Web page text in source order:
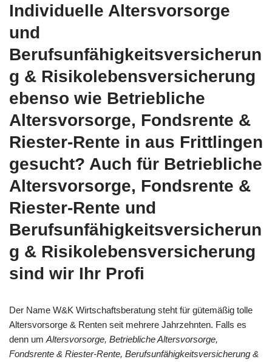
Individuelle Altersvorsorge
und
Berufsunfähigkeitsversicherun
g & Risikolebensversicherung
ebenso wie Betriebliche
Altersvorsorge, Fondsrente &
Riester-Rente in aus Frittlingen
gesucht? Auch für Betriebliche
Altersvorsorge, Fondsrente &
Riester-Rente und
Berufsunfähigkeitsversicherun
g & Risikolebensversicherung
sind wir Ihr Profi
Der Name W&K Wirtschaftsberatung steht für gütemäßig tolle
Altersvorsorge & Renten seit mehrere Jahrzehnten. Falls es
denn um Altersvorsorge, Betriebliche Altersvorsorge,
Fondsrente & Riester-Rente, Berufsunfähigkeitsversicherung &